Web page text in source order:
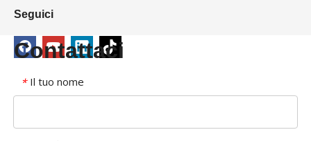
Seguici
Contattaci
* Il tuo nome